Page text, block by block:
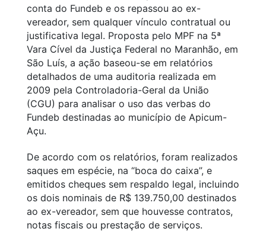
conta do Fundeb e os repassou ao ex-
vereador, sem qualquer vínculo contratual ou
justificativa legal. Proposta pelo MPF na 5ª
Vara Cível da Justiça Federal no Maranhão, em
São Luís, a ação baseou-se em relatórios
detalhados de uma auditoria realizada em
2009 pela Controladoria-Geral da União
(CGU) para analisar o uso das verbas do
Fundeb destinadas ao município de Apicum-
Açu.
De acordo com os relatórios, foram realizados
saques em espécie, na “boca do caixa”, e
emitidos cheques sem respaldo legal, incluindo
os dois nominais de R$ 139.750,00 destinados
ao ex-vereador, sem que houvesse contratos,
notas fiscais ou prestação de serviços.